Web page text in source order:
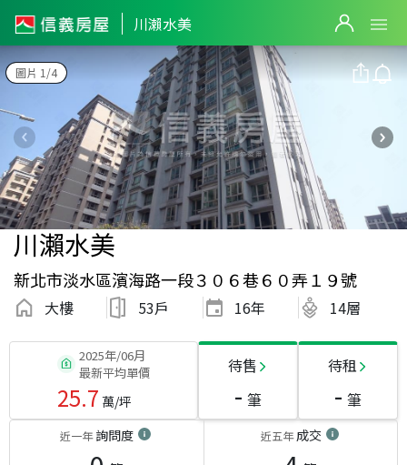
川瀨水美
圖片 1/4
川瀨水美
新北市淡水區濱海路一段３０６巷６０弄１９號
大樓 53戶 16年 14層
2025年/06月
最新平均單價
25.7 萬/坪
待售
- 筆
待租
- 筆
近一年詢問度 近五年成交